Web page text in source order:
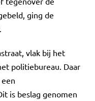
ging de
vlak bij het
politiebureau. Daar
is beslag genomen